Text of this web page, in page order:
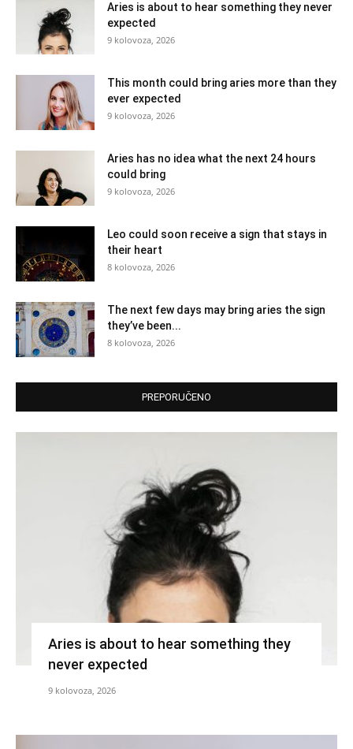
Aries is about to hear something they never
expected
9 kolovoza, 2026
This month could bring aries more than they
ever expected
9 kolovoza, 2026
Aries has no idea what the next 24 hours
could bring
9 kolovoza, 2026
Leo could soon receive a sign that stays in
their heart
8 kolovoza, 2026
The next few days may bring aries the sign
they’ve been...
8 kolovoza, 2026
PREPORUČENO
Aries is about to hear something they
never expected
9 kolovoza, 2026